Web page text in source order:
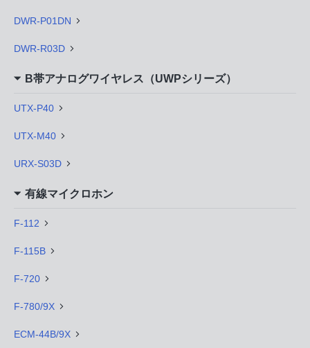
DWR-P01DN
DWR-R03D
B帯アナログワイヤレス（UWPシリーズ）
UTX-P40
UTX-M40
URX-S03D
有線マイクロホン
F-112
F-115B
F-720
F-780/9X
ECM-44B/9X